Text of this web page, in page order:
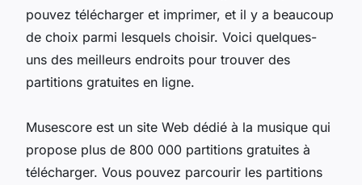
pouvez télécharger et imprimer, et il y a beaucoup
de choix parmi lesquels choisir. Voici quelques-
uns des meilleurs endroits pour trouver des
partitions gratuites en ligne.
Musescore est un site Web dédié à la musique qui
propose plus de 800 000 partitions gratuites à
télécharger. Vous pouvez parcourir les partitions